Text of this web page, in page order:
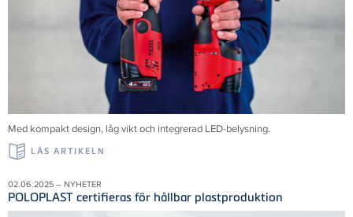
Med kompakt design, låg vikt och integrerad LED-belysning.
LÄS ARTIKELN
02.06.2025 – NYHETER
POLOPLAST certifieras för hållbar plastproduktion